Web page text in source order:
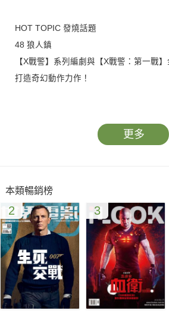
HOT TOPIC 發燒話題
48 狼人鎮
【X戰警】系列編劇與【X戰警：第一戰
打造奇幻動作力作！
42 就是愛！吸血鬼電影
吸血鬼早在20年代的默片時代就已躍上大
噬血狂魔，如今也能在大銀幕上搞笑耍寶
102 和我的閨蜜露西喝咖啡│電影場景朝聖
回顧這個暑假真是馬不停蹄，除了有看不
電影場景旅行，正因今夏三部票房猛片－
咖啡】、【露西】，不論國內外強片都在
取景，也激起影迷在觀影後「就近」前往
動力。
更多
本類暢銷榜
2 3